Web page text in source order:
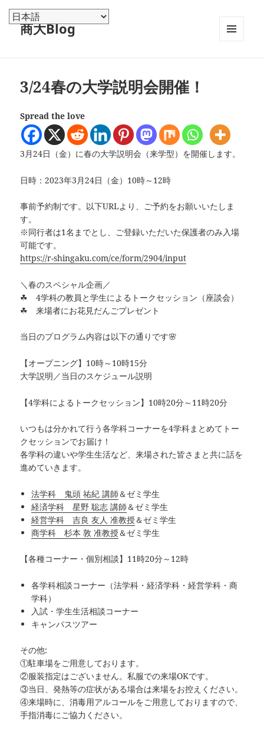
商大Blog
3/24春の大学説明会開催！
Spread the love
3月24日（金）に春の大学説明会（来学型）を開催します。
日時：2023年3月24日（金）10時～12時
事前予約制です。以下URLより、ご予約をお願いいたしま
す。
※同行者は1名までとし、ご登録いただいた保護者のみ入場
可能です。
https://r-shingaku.com/ce/form/2904/input
＼春のスペシャル企画／
☘ 4学科の教員と学生によるトークセッション（座談会）
☘ 来場者にお花見だんごプレゼント
当日のプログラム内容は以下の通りです🌸
【オープニング】10時～10時15分
大学説明／当日のスケジュール説明
【4学科によるトークセッション】10時20分～11時20分
いつもは分かれて行う各学科コーナーを4学科まとめてトー
クセッションでお届け！
各学科の違いや学生生活など、来場された皆さまと共に話を
進めていきます。
法学科 鬼頭 祐紀 講師 ＆ゼミ学生
経済学科 星野 聡志 講師 ＆ゼミ学生
経営学科 吉良 友人 准教授＆ゼミ学生
商学科 杉本 敦 准教授＆ゼミ学生
【各種コーナー・個別相談】11時20分～12時
各学科相談コーナー（法学科・経済学科・経営学科・商
学科）
入試・学生生活相談コーナー
キャンパスツアー
その他:
①駐車場をご用意しております。
②服装指定はございません。私服での来場OKです。
③当日、発熱等の症状がある場合は来場をお控えください。
④来場時に、消毒用アルコールをご用意しておりますので、
手指消毒にご協力ください。